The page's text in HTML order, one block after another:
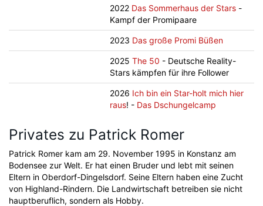
2022 Das Sommerhaus der Stars -
Kampf der Promipaare
2023 Das große Promi Büßen
2025 The 50 - Deutsche Reality-
Stars kämpfen für ihre Follower
2026 Ich bin ein Star-holt mich hier
raus! - Das Dschungelcamp
Privates zu Patrick Romer
Patrick Romer kam am 29. November 1995 in Konstanz am
Bodensee zur Welt. Er hat einen Bruder und lebt mit seinen
Eltern in Oberdorf-Dingelsdorf. Seine Eltern haben eine Zucht
von Highland-Rindern. Die Landwirtschaft betreiben sie nicht
hauptberuflich, sondern als Hobby.